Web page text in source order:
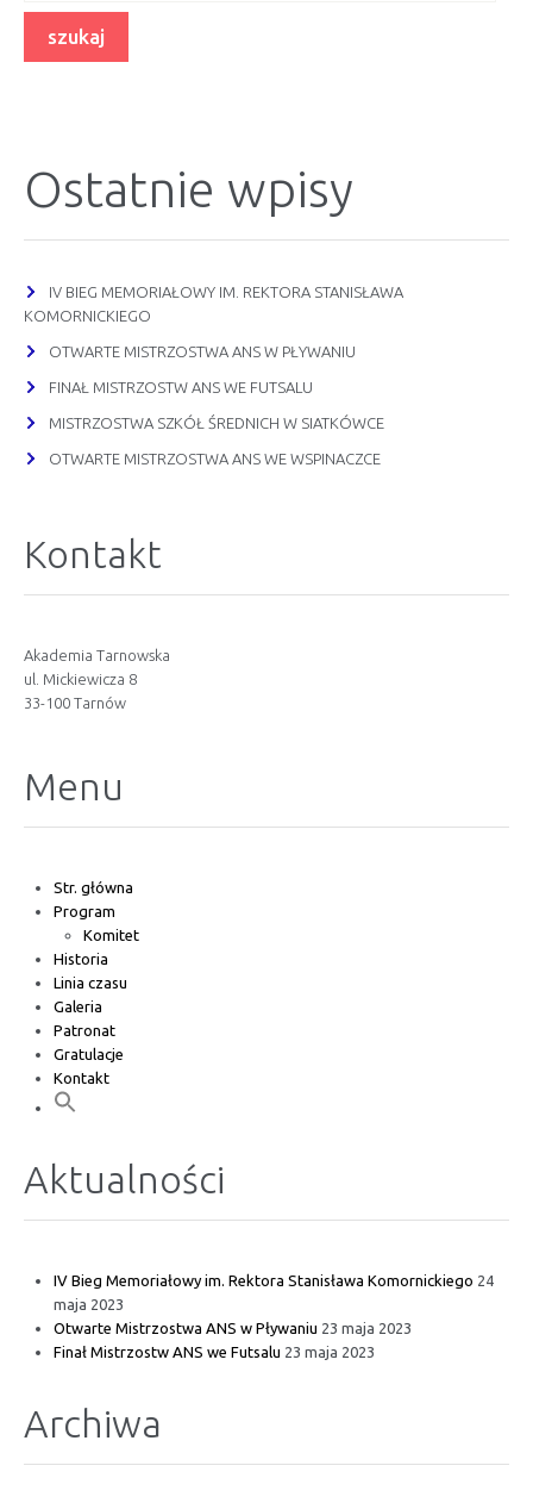
Ostatnie wpisy
IV BIEG MEMORIAŁOWY IM. REKTORA STANISŁAWA
KOMORNICKIEGO
OTWARTE MISTRZOSTWA ANS W PŁYWANIU
FINAŁ MISTRZOSTW ANS WE FUTSALU
MISTRZOSTWA SZKÓŁ ŚREDNICH W SIATKÓWCE
OTWARTE MISTRZOSTWA ANS WE WSPINACZCE
Kontakt
Akademia Tarnowska
ul. Mickiewicza 8
33-100 Tarnów
Menu
Str. główna
Program
Komitet
Historia
Linia czasu
Galeria
Patronat
Gratulacje
Kontakt
Aktualności
IV Bieg Memoriałowy im. Rektora Stanisława Komornickiego 24
maja 2023
Otwarte Mistrzostwa ANS w Pływaniu 23 maja 2023
Finał Mistrzostw ANS we Futsalu 23 maja 2023
Archiwa